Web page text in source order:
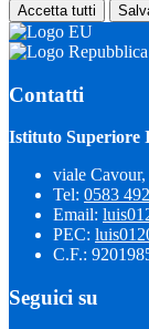
Accetta tutti
Contatti
Istituto Superiore
viale
Tel: 0583
Email:
PEC:
C.F.:
Seguici su